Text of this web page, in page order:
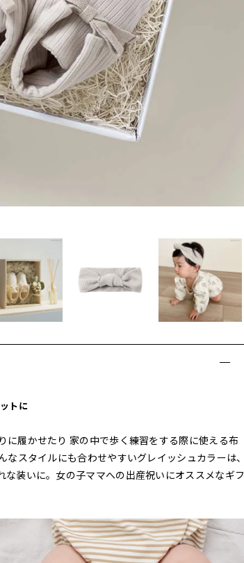
トに
履かせたり 家の中で歩く練習をする際に使える布
スタイルにも合わせやすいグレイッシュカラーは、
装いに。女の子ママへの出産祝いにオススメなギフ